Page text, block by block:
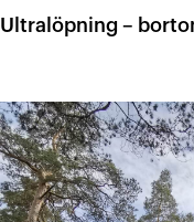
Ultralöpning –